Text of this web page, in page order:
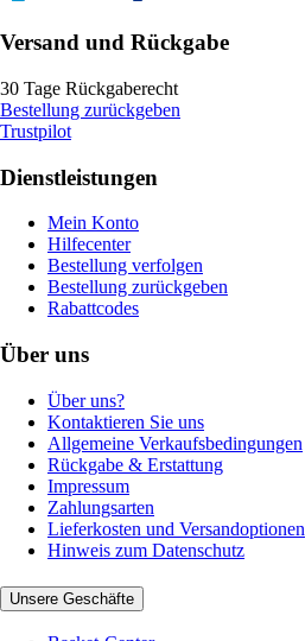
Versand und Rückgabe
30 Tage Rückgaberecht
Bestellung zurückgeben
Trustpilot
Dienstleistungen
Mein Konto
Hilfecenter
Bestellung verfolgen
Bestellung zurückgeben
Rabattcodes
Über uns
Über uns?
Kontaktieren Sie uns
Allgemeine Verkaufsbedingungen
Rückgabe & Erstattung
Impressum
Zahlungsarten
Lieferkosten und Versandoptionen
Hinweis zum Datenschutz
Unsere Geschäfte